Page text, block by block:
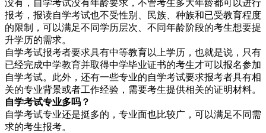
没有，自学考试没有年龄要求，不管考生多大年龄都可以进行
报考，报读自学考试也不受性别、民族、种族和已受教育程度
的限制，可以满足不同学历层次、不同年龄阶段的考生想要提
升学历的需求。
自学考试报考者要求具有中等教育以上学历，也就是说，只有
已经完成中学教育并取得中学毕业证书的考生才可以报名参加
自学考试。此外，还有一些专业的自学考试要求报考者具有相
关的专业背景或者工作经验，需要考生提供相关的证明材料。
自学考试专业多吗？
自学考试专业还是挺多的，专业面也比较广，可以满足不同需
求的考生报考。